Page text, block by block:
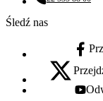
Numer telefonu:
Śledź nas
x - otwiera się